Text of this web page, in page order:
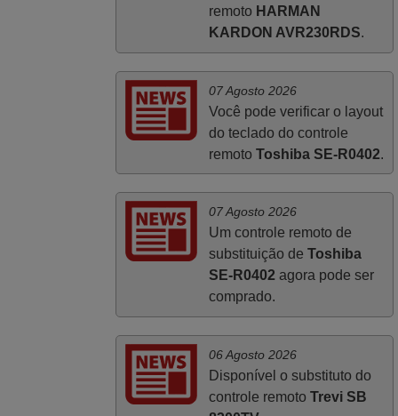
não é de origem mas trabalha bem,
Novembro 2025
Muito atenciosos. Funciona na perfeição.
PORTUGAL
remoto HARMAN
KARDON AVR230RDS.
07 Agosto 2026
Você pode verificar o layout
do teclado do controle
remoto Toshiba SE-R0402.
07 Agosto 2026
Um controle remoto de
substituição de Toshiba
SE-R0402 agora pode ser
comprado.
06 Agosto 2026
Disponível o substituto do
controle remoto Trevi SB